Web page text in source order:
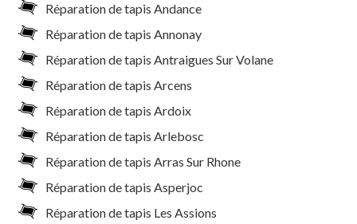
Réparation de tapis Andance
Réparation de tapis Annonay
Réparation de tapis Antraigues Sur Volane
Réparation de tapis Arcens
Réparation de tapis Ardoix
Réparation de tapis Arlebosc
Réparation de tapis Arras Sur Rhone
Réparation de tapis Asperjoc
Réparation de tapis Les Assions